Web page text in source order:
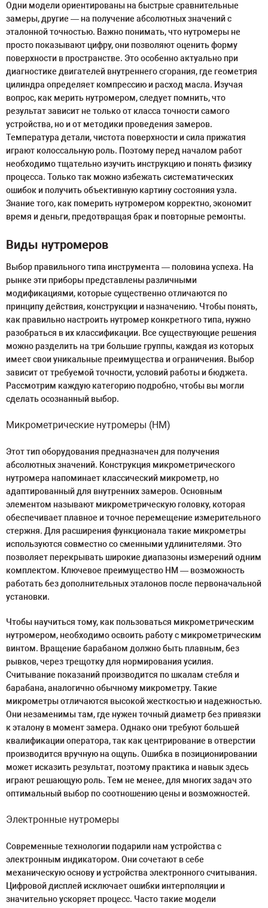
Одни модели ориентированы на быстрые сравнительные
замеры, другие — на получение абсолютных значений с
эталонной точностью. Важно понимать, что нутромеры не
просто показывают цифру, они позволяют оценить форму
поверхности в пространстве. Это особенно актуально при
диагностике двигателей внутреннего сгорания, где геометрия
цилиндра определяет компрессию и расход масла. Изучая
вопрос, как мерить нутромером, следует помнить, что
результат зависит не только от класса точности самого
устройства, но и от методики проведения замеров.
Температура детали, чистота поверхности и сила прижатия
играют колоссальную роль. Поэтому перед началом работ
необходимо тщательно изучить инструкцию и понять физику
процесса. Только так можно избежать систематических
ошибок и получить объективную картину состояния узла.
Знание того, как померить нутромером корректно, экономит
время и деньги, предотвращая брак и повторные ремонты.
Виды нутромеров
Выбор правильного типа инструмента — половина успеха. На
рынке эти приборы представлены различными
модификациями, которые существенно отличаются по
принципу действия, конструкции и назначению. Чтобы понять,
как правильно настроить нутромер конкретного типа, нужно
разобраться в их классификации. Все существующие решения
можно разделить на три большие группы, каждая из которых
имеет свои уникальные преимущества и ограничения. Выбор
зависит от требуемой точности, условий работы и бюджета.
Рассмотрим каждую категорию подробно, чтобы вы могли
сделать осознанный выбор.
Микрометрические нутромеры (НМ)
Этот тип оборудования предназначен для получения
абсолютных значений. Конструкция микрометрического
нутромера напоминает классический микрометр, но
адаптированный для внутренних замеров. Основным
элементом называют микрометрическую головку, которая
обеспечивает плавное и точное перемещение измерительного
стержня. Для расширения функционала такие микрометры
используются совместно со сменными удлинителями. Это
позволяет перекрывать широкие диапазоны измерений одним
комплектом. Ключевое преимущество НМ — возможность
работать без дополнительных эталонов после первоначальной
установки.
Чтобы научиться тому, как пользоваться микрометрическим
нутромером, необходимо освоить работу с микрометрическим
винтом. Вращение барабаном должно быть плавным, без
рывков, через трещотку для нормирования усилия.
Считывание показаний производится по шкалам стебля и
барабана, аналогично обычному микрометру. Такие
микрометры отличаются высокой жесткостью и надежностью.
Они незаменимы там, где нужен точный диаметр без привязки
к эталону в момент замера. Однако они требуют большей
квалификации оператора, так как центрирование в отверстии
производится вручную на ощупь. Ошибка в позиционировании
может исказить результат, поэтому практика и навык здесь
играют решающую роль. Тем не менее, для многих задач это
оптимальный выбор по соотношению цены и возможностей.
Электронные нутромеры
Современные технологии подарили нам устройства с
электронным индикатором. Они сочетают в себе
механическую основу и устройства электронного считывания.
Цифровой дисплей исключает ошибки интерполяции и
значительно ускоряет процесс. Часто такие модели